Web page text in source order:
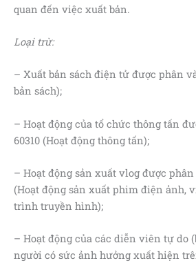
quan đến việc xuất bản.
Loại trừ:
– Xuất bản sách điện tử được phân
bản sách);
– Hoạt động của tổ chức thông tấn
60310 (Hoạt động thông tấn);
– Hoạt động sản xuất vlog được phân
(Hoạt động sản xuất phim điện ảnh,
trình truyền hình);
– Hoạt động của các diễn viên tự do
người có sức ảnh hưởng xuất hiện